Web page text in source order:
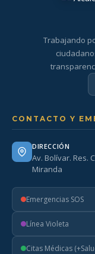
Trabajando
CONTACTO Y
DIRECCIÓN
Av. Bolívar. Res.
Miranda
Emergencias SOS
Línea Violeta
Citas Médicas